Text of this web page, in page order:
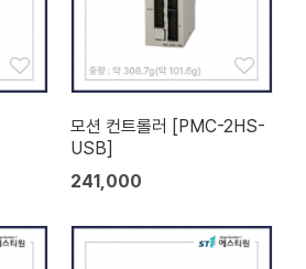
모션 컨트롤러 [PMC-2HS-
USB]
241,000